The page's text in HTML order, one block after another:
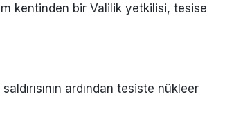
kentinden bir Valilik yetkilisi, tesise
ardından tesiste nükleer